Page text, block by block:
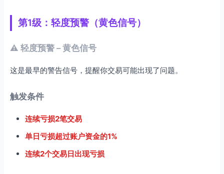
步骤3：建立检查清单
步骤4：定期回顾调整
常见误区与纠正
觉照交易的深度思考
1. 连续亏损追踪表
2. 情绪状态评估表
3. 市场环境评估框架
第1级：轻度预警（黄色信号）
⚠️ 轻度预警 – 黄色信号
这是最早的警告信号，提醒你交易可能出现了问题。
触发条件
连续亏损2笔交易
单日亏损超过账户资金的1%
连续2个交易日出现亏损